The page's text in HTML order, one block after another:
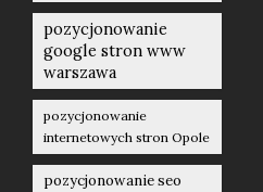
pozycjonowanie
google stron www
warszawa
pozycjonowanie
internetowych stron Opole
pozycjonowanie seo